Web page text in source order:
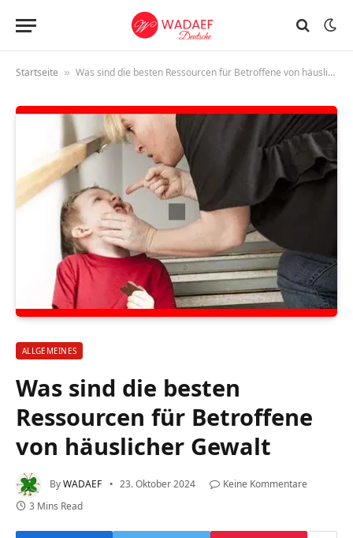
Startseite » Was sind die besten Ressourcen für Betroffene von häuslicher Gewalt
ALLGEMEINES
Was sind die besten
Ressourcen für Betroffene
von häuslicher Gewalt
ByWADAEF 23. Oktober 2024
Keine Kommentare
3 Mins Read